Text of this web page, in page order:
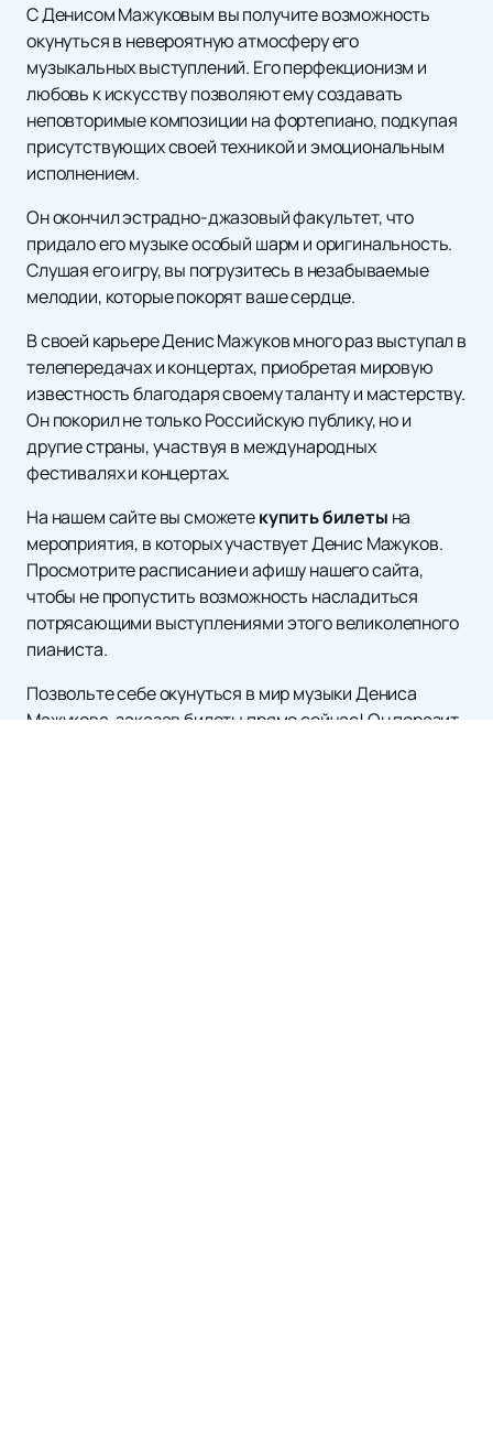
С Денисом Мажуковым вы получите возможность
окунуться в невероятную атмосферу его
музыкальных выступлений. Его перфекционизм и
любовь к искусству позволяют ему создавать
неповторимые композиции на фортепиано, подкупая
присутствующих своей техникой и эмоциональным
исполнением.
Он окончил эстрадно-джазовый факультет, что
придало его музыке особый шарм и оригинальность.
Слушая его игру, вы погрузитесь в незабываемые
мелодии, которые покорят ваше сердце.
В своей карьере Денис Мажуков много раз выступал в
телепередачах и концертах, приобретая мировую
известность благодаря своему таланту и мастерству.
Он покорил не только Российскую публику, но и
другие страны, участвуя в международных
фестивалях и концертах.
На нашем сайте вы сможетекупить билеты на
мероприятия, в которых участвует Денис Мажуков.
Просмотрите расписание и афишу нашего сайта,
чтобы не пропустить возможность насладиться
потрясающими выступлениями этого великолепного
пианиста.
Позвольте себе окунуться в мир музыки Дениса
Мажукова, заказав билеты прямо сейчас! Он поразит